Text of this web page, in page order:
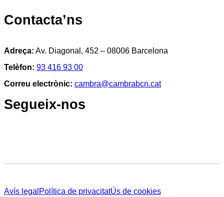
Contacta’ns
Adreça: Av. Diagonal, 452 – 08006 Barcelona
Telèfon: 93 416 93 00
Correu electrònic: cambra@cambrabcn.cat
Segueix-nos
Avís legal Política de privacitatÚs de cookies